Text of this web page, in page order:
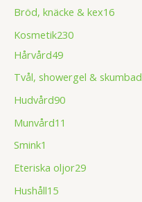
Bröd, knäcke & kex16
Kosmetik230
Hårvård49
Tvål, showergel & skumbad
Hudvård90
Munvård11
Smink1
Eteriska oljor29
Hushåll15